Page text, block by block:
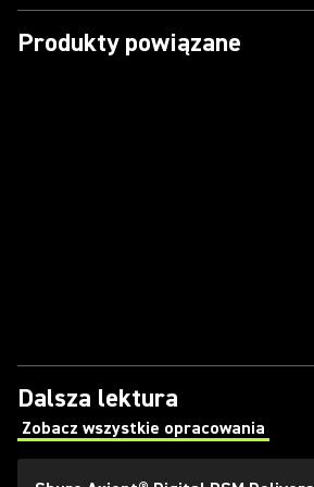
Produkty powiązane
Dalsza lektura
Zobacz wszystkie opracowania
(Opens in a new tab)